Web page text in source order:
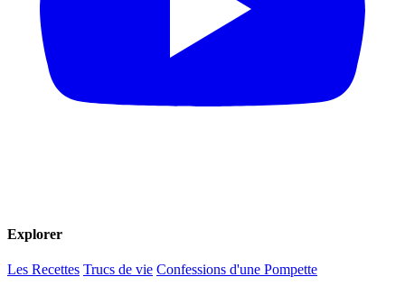
Explorer
Les Recettes Trucs de vie Confessions d'une Pompette